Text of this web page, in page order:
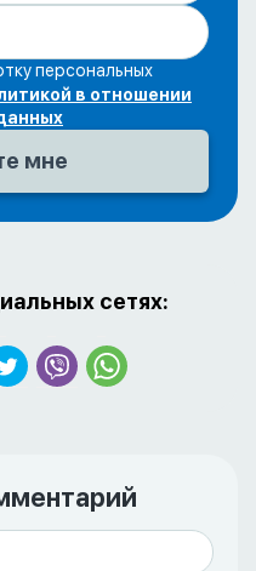
персональных
в отношении
сетях: